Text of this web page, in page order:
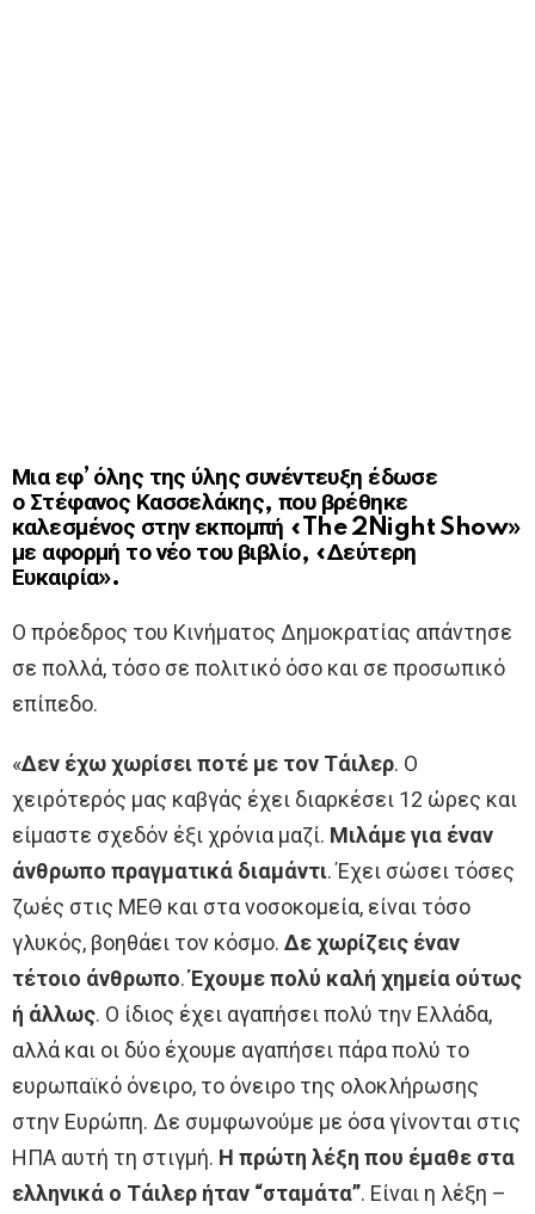
Μια εφ’ όλης της ύλης συνέντευξη έδωσε
ο Στέφανος Κασσελάκης, που βρέθηκε
καλεσμένος στην εκπομπή «The 2Night Show»
με αφορμή το νέο του βιβλίο, «Δεύτερη
Ευκαιρία».
Ο πρόεδρος του Κινήματος Δημοκρατίας απάντησε
σε πολλά, τόσο σε πολιτικό όσο και σε προσωπικό
επίπεδο.
«Δεν έχω χωρίσει ποτέ με τον Τάιλερ. Ο
χειρότερός μας καβγάς έχει διαρκέσει 12 ώρες και
είμαστε σχεδόν έξι χρόνια μαζί. Μιλάμε για έναν
άνθρωπο πραγματικά διαμάντι. Έχει σώσει τόσες
ζωές στις ΜΕΘ και στα νοσοκομεία, είναι τόσο
γλυκός, βοηθάει τον κόσμο. Δε χωρίζεις έναν
τέτοιο άνθρωπο.Έχουμε πολύ καλή χημεία ούτως
ή άλλως. Ο ίδιος έχει αγαπήσει πολύ την Ελλάδα,
αλλά και οι δύο έχουμε αγαπήσει πάρα πολύ το
ευρωπαϊκό όνειρο, το όνειρο της ολοκλήρωσης
στην Ευρώπη. Δε συμφωνούμε με όσα γίνονται στις
ΗΠΑ αυτή τη στιγμή. Η πρώτη λέξη που έμαθε στα
ελληνικά ο Τάιλερ ήταν “σταμάτα”. Είναι η λέξη –